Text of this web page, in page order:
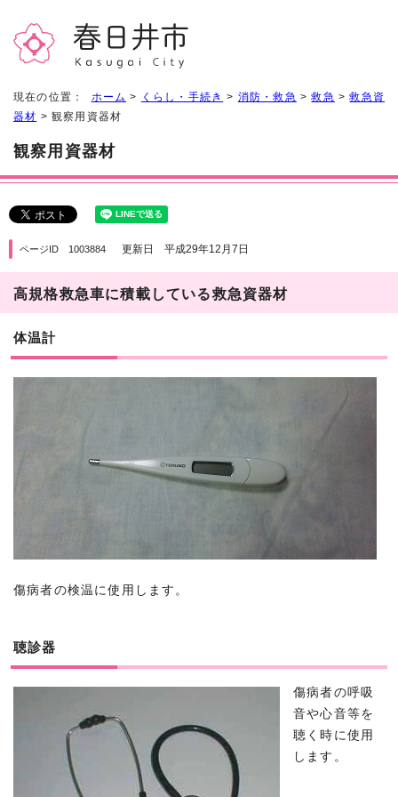
現在の位置： ホーム > くらし・手続き > 消防・救急 >救急 >救急資
器材 > 観察用資器材
観察用資器材
ページID 1003884 更新日 平成29年12月7日
高規格救急車に積載している救急資器材
体温計
傷病者の検温に使用します。
聴診器
傷病者の呼吸
音や心音等を
聴く時に使用
します。